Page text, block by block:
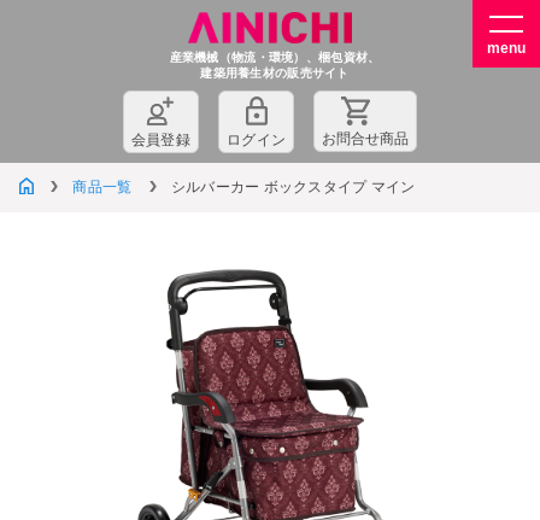
産業機械（物流・環境）、梱包資材、
建築用養生材の販売サイト
会員登録 ログイン お問合せ商品
商品一覧 シルバーカー ボックスタイプ マイン